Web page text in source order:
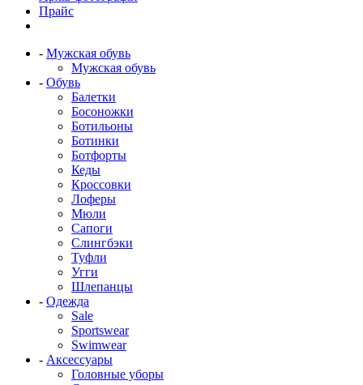
Прайс
- Мужская обувь
Мужская обувь
- Обувь
Балетки
Босоножки
Ботильоны
Ботинки
Ботфорты
Кеды
Кроссовки
Лоферы
Мюли
Сапоги
Слингбэки
Туфли
Угги
Шлепанцы
- Одежда
Sale
Sportswear
Swimwear
- Аксессуары
Головные уборы